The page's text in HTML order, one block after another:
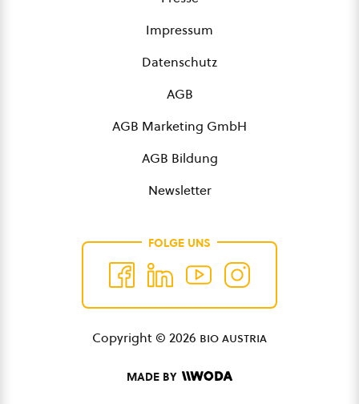
Impressum
Datenschutz
AGB
AGB Marketing GmbH
AGB Bildung
Newsletter
FOLGE UNS
Copyright © 2026 bio austria
MADE BY